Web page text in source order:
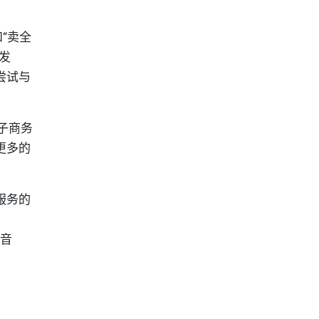
卖全
试与
商务
多的
务的